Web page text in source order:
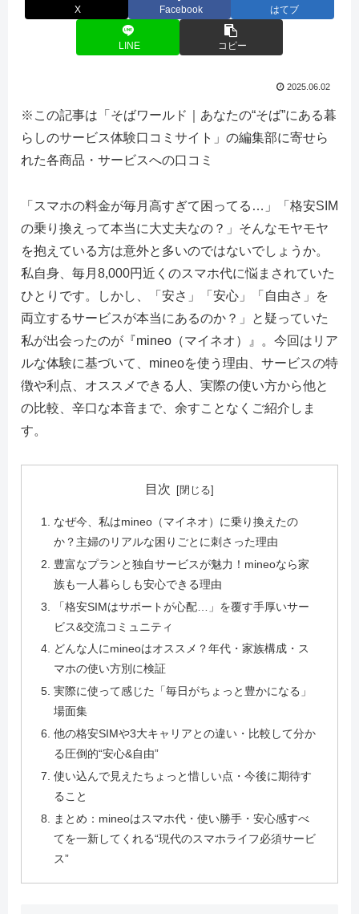
X Facebook はてブ
LINE コピー
2025.06.02
※この記事は「そばワールド｜あなたの“そば”にある暮
らしのサービス体験口コミサイト」の編集部に寄せら
れた各商品・サービスへの口コミ
「スマホの料金が毎月高すぎて困ってる…」「格安SIM
の乗り換えって本当に大丈夫なの？」そんなモヤモヤ
を抱えている方は意外と多いのではないでしょうか。
私自身、毎月8,000円近くのスマホ代に悩まされていた
ひとりです。しかし、「安さ」「安心」「自由さ」を
両立するサービスが本当にあるのか？」と疑っていた
私が出会ったのが『mineo（マイネオ）』。今回はリア
ルな体験に基づいて、mineoを使う理由、サービスの特
徴や利点、オススメできる人、実際の使い方から他と
の比較、辛口な本音まで、余すことなくご紹介しま
す。
目次
なぜ今、私はmineo（マイネオ）に乗り換えたの
か？主婦のリアルな困りごとに刺さった理由
豊富なプランと独自サービスが魅力！mineoなら家
族も一人暮らしも安心できる理由
「格安SIMはサポートが心配…」を覆す手厚いサー
ビス&交流コミュニティ
どんな人にmineoはオススメ？年代・家族構成・ス
マホの使い方別に検証
実際に使って感じた「毎日がちょっと豊かになる」
場面集
他の格安SIMや3大キャリアとの違い・比較して分か
る圧倒的“安心&自由”
使い込んで見えたちょっと惜しい点・今後に期待す
ること
まとめ：mineoはスマホ代・使い勝手・安心感すべ
てを一新してくれる“現代のスマホライフ必須サービ
ス”